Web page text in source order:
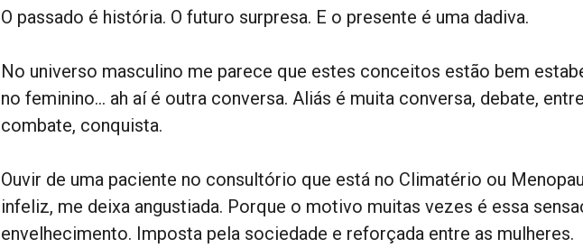
O passado é história. O futuro surpresa. E o presente é uma dadiva.
No universo masculino me parece que estes conceitos estão bem
no feminino… ah aí é outra conversa. Aliás é muita conversa, debate,
combate, conquista.
Ouvir de uma paciente no consultório que está no Climatério ou
infeliz, me deixa angustiada. Porque o motivo muitas vezes é essa
envelhecimento. Imposta pela sociedade e reforçada entre as mulheres.